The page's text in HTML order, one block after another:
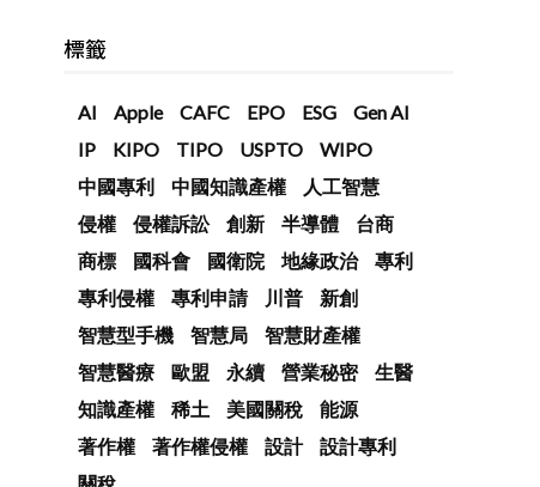
標籤
AI Apple CAFC EPO ESG
Gen AI
IP
KIPO TIPO USPTO
WIPO
中國專利
中國知識產權
人工智慧
侵權
侵權訴訟 創新 半導體
台商
商標
國科會 國衛院 地緣政治
專利
專利侵權
專利申請 川普
新創
智慧型手機
智慧局
智慧財產權
智慧醫療
歐盟 永續 營業秘密
生醫
知識產權
稀土 美國關稅
能源
著作權
著作權侵權 設計
設計專利